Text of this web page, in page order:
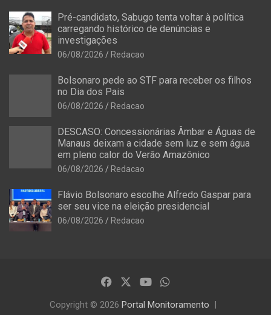
Pré-candidato, Sabugo tenta voltar à política
carregando histórico de denúncias e
investigações
06/08/2026 Redacao
Bolsonaro pede ao STF para receber os filhos
no Dia dos Pais
06/08/2026 Redacao
DESCASO: Concessionárias Âmbar e Águas de
Manaus deixam a cidade sem luz e sem água
em pleno calor do Verão Amazônico
06/08/2026 Redacao
Flávio Bolsonaro escolhe Alfredo Gaspar para
ser seu vice na eleição presidencial
06/08/2026 Redacao
Copyright © 2026 Portal Monitoramento